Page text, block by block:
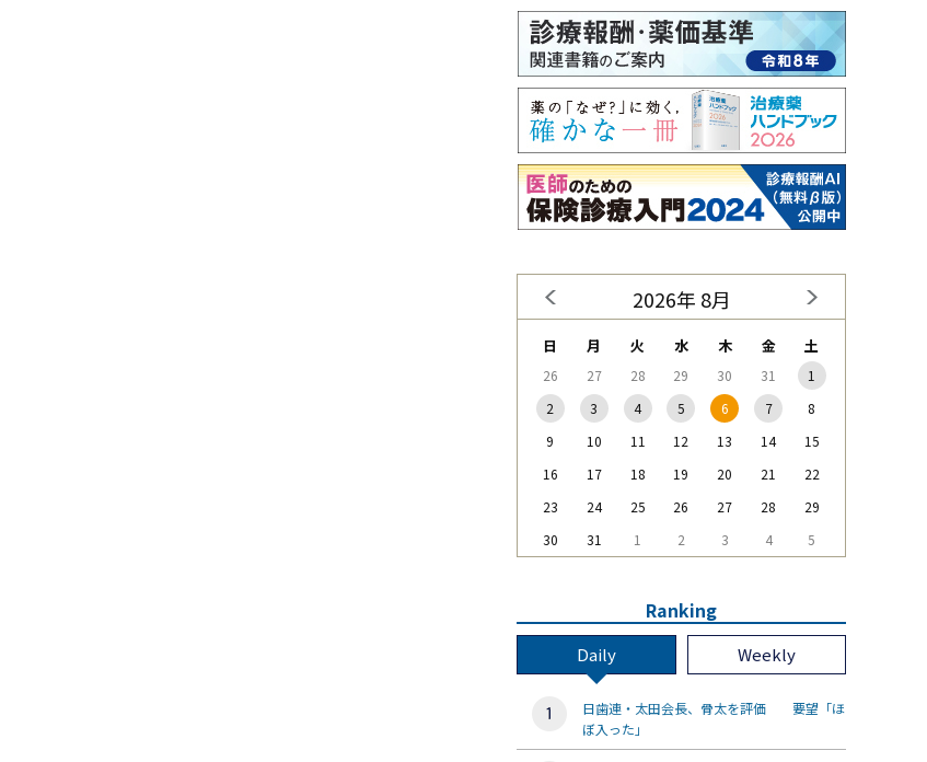
2026年 8月
日 月 火 水 木 金 土
26 27 28 29 30 31
1
2
3 4 5 6 7
8
9
10 11 12 13 14
15
16
17 18 19 20 21
22
23
24 25 26 27 28
29
30
31 1 2 3 4 5
Ranking
Daily Weekly
日歯連・太田会長、骨太を評価 要望「ほ
ぼ入った」